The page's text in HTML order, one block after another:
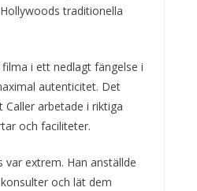
traditionella
i ett nedlagt fängelse i
autenticitet. Det
arbetade i riktiga
och faciliteter.
var extrem. Han anställde
och lät dem